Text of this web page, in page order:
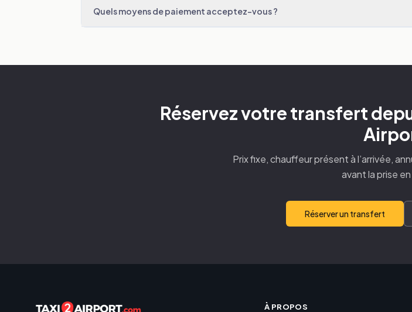
Quels moyens de paiement acceptez-vous ?
Réservez votre transfert
Prix fixe, chauffeur présent à l’arrivée,
avant la prise
Réserver un transfert
À PROPOS